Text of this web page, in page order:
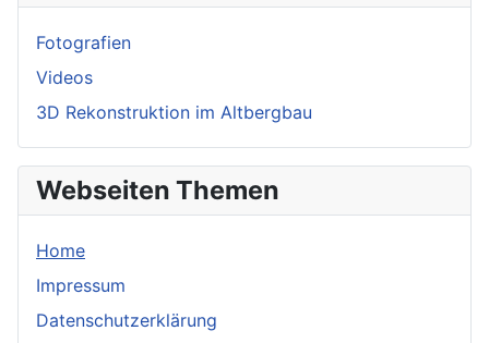
Fotografien
Videos
3D Rekonstruktion im Altbergbau
Webseiten Themen
Home
Impressum
Datenschutzerklärung